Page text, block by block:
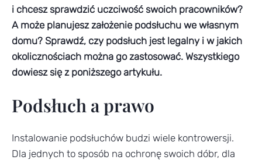
i chcesz sprawdzić uczciwość swoich pracowników?
A może planujesz założenie podsłuchu we własnym
domu? Sprawdź, czy podsłuch jest legalny i w jakich
okolicznościach można go zastosować. Wszystkiego
dowiesz się z poniższego artykułu.
Podsłuch a prawo
Instalowanie podsłuchów budzi wiele kontrowersji.
Dla jednych to sposób na ochronę swoich dóbr, dla